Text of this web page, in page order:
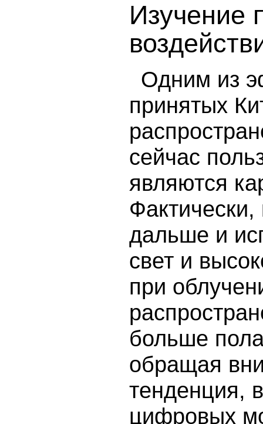
Изучение
Одним из
принятых
сейчас
являются
дальше и
свет и
при
больше
обращая
тенденция,
цифровых